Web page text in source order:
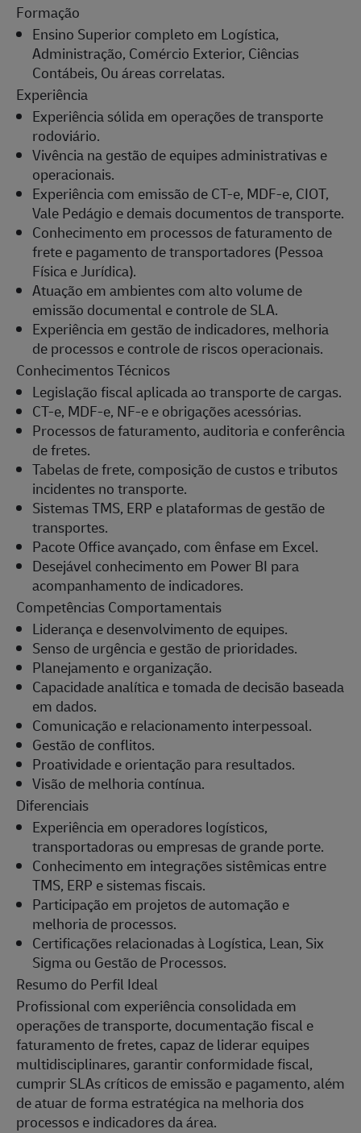
Formação
Ensino Superior completo em Logística,
Administração, Comércio Exterior, Ciências
Contábeis, Ou áreas correlatas.
Experiência
Experiência sólida em operações de transporte
rodoviário.
Vivência na gestão de equipes administrativas e
operacionais.
Experiência com emissão de CT-e, MDF-e, CIOT,
Vale Pedágio e demais documentos de transporte.
Conhecimento em processos de faturamento de
frete e pagamento de transportadores (Pessoa
Física e Jurídica).
Atuação em ambientes com alto volume de
emissão documental e controle de SLA.
Experiência em gestão de indicadores, melhoria
de processos e controle de riscos operacionais.
Conhecimentos Técnicos
Legislação fiscal aplicada ao transporte de cargas.
CT-e, MDF-e, NF-e e obrigações acessórias.
Processos de faturamento, auditoria e conferência
de fretes.
Tabelas de frete, composição de custos e tributos
incidentes no transporte.
Sistemas TMS, ERP e plataformas de gestão de
transportes.
Pacote Office avançado, com ênfase em Excel.
Desejável conhecimento em Power BI para
acompanhamento de indicadores.
Competências Comportamentais
Liderança e desenvolvimento de equipes.
Senso de urgência e gestão de prioridades.
Planejamento e organização.
Capacidade analítica e tomada de decisão baseada
em dados.
Comunicação e relacionamento interpessoal.
Gestão de conflitos.
Proatividade e orientação para resultados.
Visão de melhoria contínua.
Diferenciais
Experiência em operadores logísticos,
transportadoras ou empresas de grande porte.
Conhecimento em integrações sistêmicas entre
TMS, ERP e sistemas fiscais.
Participação em projetos de automação e
melhoria de processos.
Certificações relacionadas à Logística, Lean, Six
Sigma ou Gestão de Processos.
Resumo do Perfil Ideal
Profissional com experiência consolidada em
operações de transporte, documentação fiscal e
faturamento de fretes, capaz de liderar equipes
multidisciplinares, garantir conformidade fiscal,
cumprir SLAs críticos de emissão e pagamento, além
de atuar de forma estratégica na melhoria dos
processos e indicadores da área.